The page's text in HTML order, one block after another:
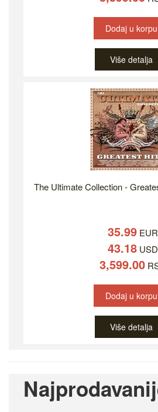
Dodaj u korpu
Više detalja
The Ultimate Collection -
35.99EUR
43.18USD
3,599.00
Dodaj u korpu
Više detalja